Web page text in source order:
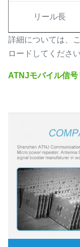
リール長
詳細については、
ロードしてください
ATNJモバイル信